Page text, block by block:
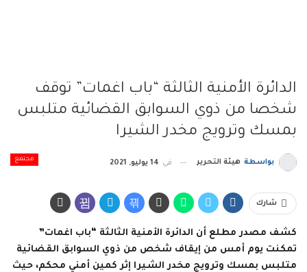
الدائرة الأمنية الثالثة “باب اغمات” توقف
شخصا من ذوي السوابق القضائية متلبس
بمسك وترويج مخدر الشيرا
مجتمع بواسطة هيئة التحرير في 14 يوليو, 2021
شارك
كشف مصدر مطلع أن الدائرة الأمنية الثالثة “باب اغمات”
تمكنت يوم أمس من إيقاف شخص من ذوي السوابق القضائية
متلبس بمسك وترويج مخدر الشيرا إثر كمين أمني محكم، حيث